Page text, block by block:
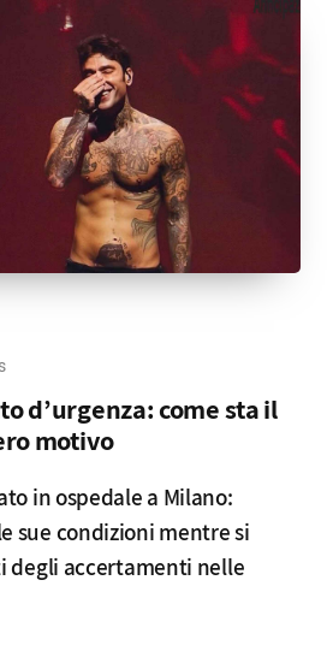
d’urgenza: come sta il
motivo
in ospedale a Milano:
sue condizioni mentre si
degli accertamenti nelle